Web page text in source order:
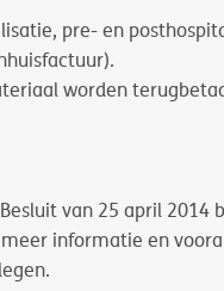
pre- en
worden
van 25 april
informatie en